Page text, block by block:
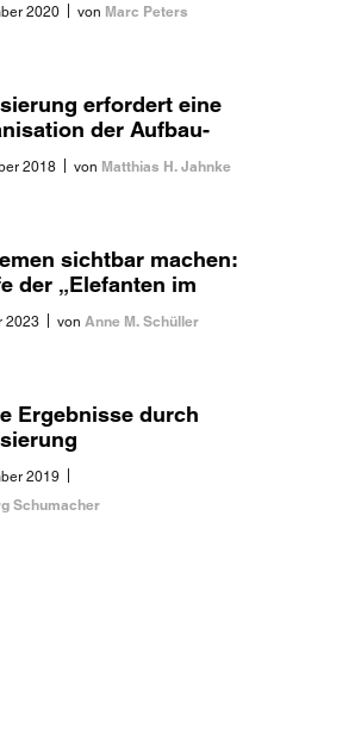
2020 von Marc Peters
erfordert eine
der Aufbau-
2018 von Matthias H. Jahnke
sichtbar machen:
der „Elefanten im
2023 von Anne M. Schüller
Ergebnisse durch
2019
Schumacher